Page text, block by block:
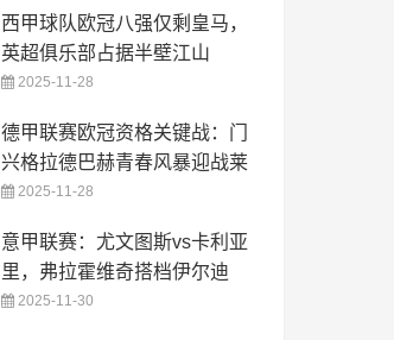
西甲球队欧冠八强仅剩皇马，
英超俱乐部占据半壁江山
2025-11-28
德甲联赛欧冠资格关键战：门
兴格拉德巴赫青春风暴迎战莱
2025-11-28
意甲联赛：尤文图斯vs卡利亚
里，弗拉霍维奇搭档伊尔迪
2025-11-30